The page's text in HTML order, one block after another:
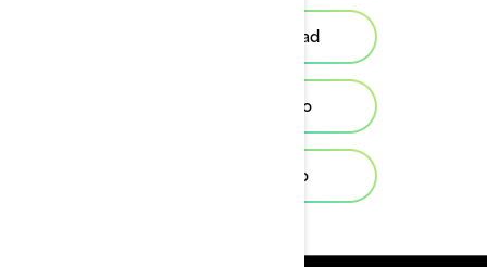
Video de Seguridad
Turvallisuus video
Sicherheitsvideo